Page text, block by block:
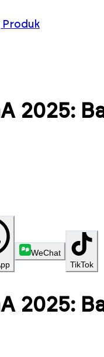
Produk
2025:
WeChat
TikTok
2025: